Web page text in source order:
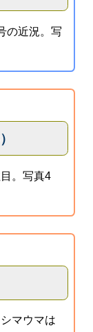
の近況。写
。写真4
マウマは